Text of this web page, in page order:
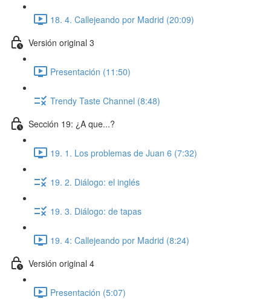
18. 4. Callejeando por Madrid (20:09)
Versión original 3
Presentación (11:50)
Trendy Taste Channel (8:48)
Sección 19: ¿A que...?
19. 1. Los problemas de Juan 6 (7:32)
19. 2. Diálogo: el inglés
19. 3. Diálogo: de tapas
19. 4: Callejeando por Madrid (8:24)
Versión original 4
Presentación (5:07)